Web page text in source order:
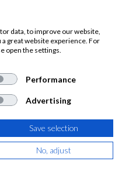
de
el
EPIS
CALOR
para el
data, to improve our website,
great website experience. For
open the settings.
Performance
Advertising
Save selection
No, adjust